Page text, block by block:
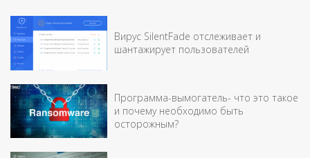
Вирус SilentFade отслеживает и
шантажирует пользователей
Программа-вымогатель- что это такое
и почему необходимо быть
осторожным?